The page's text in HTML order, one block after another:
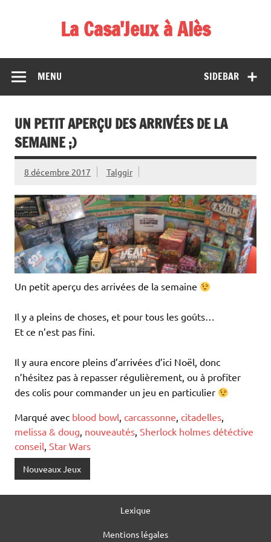
La Casa'Jeux à Alès
démos et de tournois
SIDEBAR
MENU
UN PETIT APERÇU DES ARRIVÉES DE LA
SEMAINE ;)
8 décembre 2017 Talggir
Un petit aperçu des arrivées de la semaine
Il y a pleins de choses, et pour tous les goûts…
Et ce n’est pas fini.
Il y aura encore pleins d’arrivées d’ici Noël, donc
n’hésitez pas à repasser régulièrement, ou à profiter
des colis pour commander un jeu en particulier
Marqué avec blood bowl, carcassonne, citadelles,
melissa & doug, nouveautés, Sherlock holmes détéctive
conseil, Star Wars
Nouveaux Jeux
Lexique
Mentions légales